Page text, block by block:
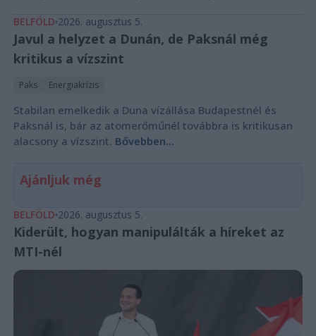
BELFÖLD 2026. augusztus 5.
Javul a helyzet a Dunán, de Paksnál még
kritikus a vízszint
Paks Energiakrízis
Stabilan emelkedik a Duna vízállása Budapestnél és
Paksnál is, bár az atomerőműnél továbbra is kritikusan
alacsony a vízszint. Bővebben...
Ajánljuk még
BELFÖLD 2026. augusztus 5.
Kiderült, hogyan manipulálták a híreket az
MTI-nél